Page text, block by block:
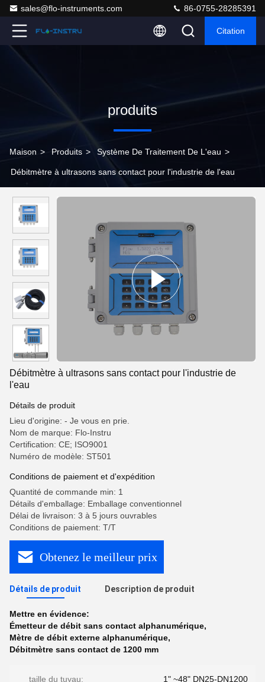
sales@flo-instruments.com 86-0755-28285391
Citation
produits
Maison > Produits > Système De Traitement De L'eau >
Débitmètre à ultrasons sans contact pour l'industrie de l'eau
Débitmètre à ultrasons sans contact pour l'industrie de
l'eau
Détails de produit
Lieu d'origine: - Je vous en prie.
Nom de marque: Flo-Instru
Certification: CE; ISO9001
Numéro de modèle: ST501
Conditions de paiement et d'expédition
Quantité de commande min: 1
Détails d'emballage: Emballage conventionnel
Délai de livraison: 3 à 5 jours ouvrables
Conditions de paiement: T/T
Obtenez le meilleur prix
Détails de produit Description de produit
Mettre en évidence:
Émetteur de débit sans contact alphanumérique,
Mètre de débit externe alphanumérique,
Débitmètre sans contact de 1200 mm
taille du tuyau: 1" ~48" DN25-DN1200